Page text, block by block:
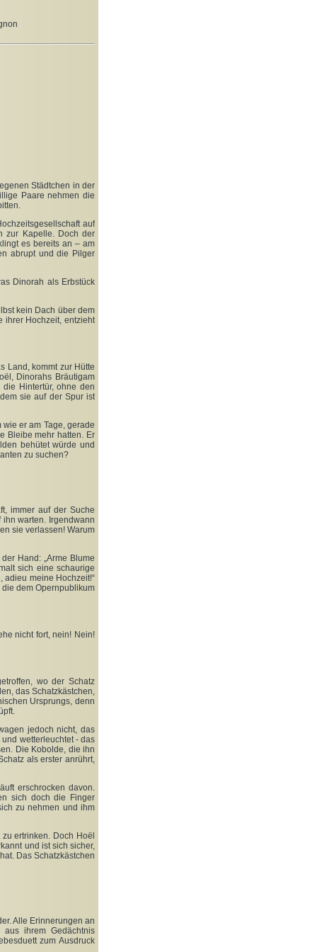
Städtchen in der
Paare nehmen die
auf
zur Kapelle. Doch der
es bereits an – am
abrupt und die Pilger
Dinorah als Erbstück
kein Dach über dem
ihrer Hochzeit, entzieht
Land, kommt zur Hütte
Dinorahs Bräutigam
Hintertür, ohne den
sie auf der Spur ist
er am Tage, gerade
Bleibe mehr hatten. Er
behütet würde und
zu suchen?
immer auf der Suche
warten. Irgendwann
sie verlassen! Warum
Hand: „Arme Blume
sich eine schaurige
adieu meine Hochzeit!“
die demOpernpublikum
nicht fort, nein! Nein!
wo der Schatz
das Schatzkästchen,
Ursprungs, denn
jedoch nicht, das
wetterleuchtet - das
Die Kobolde, die ihn
als erster anrührt,
erschrocken davon.
sich doch die Finger
zu nehmen und ihm
ertrinken. Doch Hoël
und ist sich sicher,
Das Schatzkästchen
Alle Erinnerungen an
ihrem Gedächtnis
zum Ausdruck